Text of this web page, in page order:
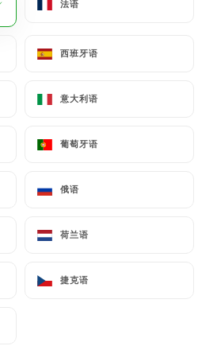
法语
西班牙语
意大利语
葡萄牙语
俄语
荷兰语
捷克语
法语
西班牙语
意大利语
葡萄牙语
俄语
荷兰语
捷克语